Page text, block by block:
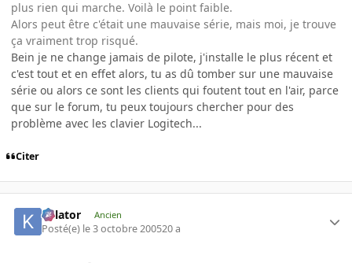
plus rien qui marche. Voilà le point faible.
Alors peut être c'était une mauvaise série, mais moi, je trouve
ça vraiment trop risqué.
Bein je ne change jamais de pilote, j'installe le plus récent et
c'est tout et en effet alors, tu as dû tomber sur une mauvaise
série ou alors ce sont les clients qui foutent tout en l'air, parce
que sur le forum, tu peux toujours chercher pour des
problème avec les clavier Logitech...
Citer
Killator Ancien
Posté(e) le 3 octobre 200520 a